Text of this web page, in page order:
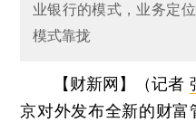
业银行的模式，业务定
模式靠拢
【财新网】（记者
京对外发布全新的财